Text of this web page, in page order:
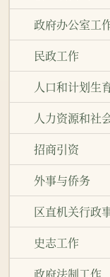
政府办公室工
民政工作
人口和计划生
人力资源和社
招商引资
外事与侨务
区直机关行政
史志工作